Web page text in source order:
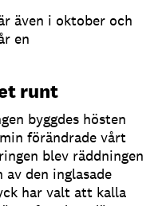
även i oktober och
en
runt
byggdes hösten
förändrade vårt
blev räddningen
av den inglasade
har valt att kalla